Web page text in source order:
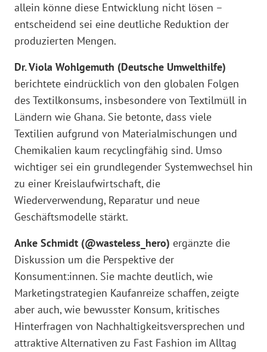
allein könne diese Entwicklung nicht lösen –
entscheidend sei eine deutliche Reduktion der
produzierten Mengen.
Dr. Viola Wohlgemuth (Deutsche Umwelthilfe)
berichtete eindrücklich von den globalen Folgen
des Textilkonsums, insbesondere von Textilmüll in
Ländern wie Ghana. Sie betonte, dass viele
Textilien aufgrund von Materialmischungen und
Chemikalien kaum recyclingfähig sind. Umso
wichtiger sei ein grundlegender Systemwechsel hin
zu einer Kreislaufwirtschaft, die
Wiederverwendung, Reparatur und neue
Geschäftsmodelle stärkt.
Anke Schmidt (@wasteless_hero) ergänzte die
Diskussion um die Perspektive der
Konsument:innen. Sie machte deutlich, wie
Marketingstrategien Kaufanreize schaffen, zeigte
aber auch, wie bewusster Konsum, kritisches
Hinterfragen von Nachhaltigkeitsversprechen und
attraktive Alternativen zu Fast Fashion im Alltag